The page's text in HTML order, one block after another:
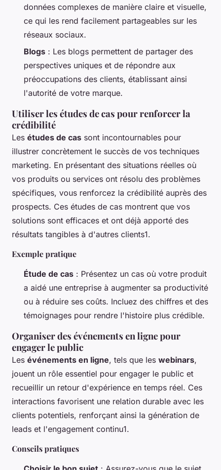
données complexes de manière claire et visuelle,
ce qui les rend facilement partageables sur les
réseaux sociaux.
Blogs : Les blogs permettent de partager des
perspectives uniques et de répondre aux
préoccupations des clients, établissant ainsi
l'autorité de votre marque.
Utiliser les études de cas pour renforcer la
crédibilité
Les études de cas sont incontournables pour
illustrer concrètement le succès de vos techniques
marketing. En présentant des situations réelles où
vos produits ou services ont résolu des problèmes
spécifiques, vous renforcez la crédibilité auprès des
prospects. Ces études de cas montrent que vos
solutions sont efficaces et ont déjà apporté des
résultats tangibles à d'autres clients1.
Exemple pratique
Étude de cas : Présentez un cas où votre produit
a aidé une entreprise à augmenter sa productivité
ou à réduire ses coûts. Incluez des chiffres et des
témoignages pour rendre l'histoire plus crédible.
Organiser des événements en ligne pour
engager le public
Les événements en ligne, tels que les webinars,
jouent un rôle essentiel pour engager le public et
recueillir un retour d'expérience en temps réel. Ces
interactions favorisent une relation durable avec les
clients potentiels, renforçant ainsi la génération de
leads et l'engagement continu1.
Conseils pratiques